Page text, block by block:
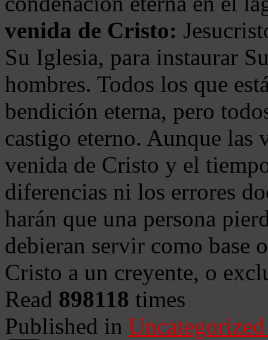
venida de Cristo:
Su Iglesia, para instaurar
hombres. Todos los que
bendición eterna, pero
castigo eterno. Aunque las
venida de Cristo y el
diferencias ni los errores
harán que una persona
debieran servir como base
Cristo a un creyente, o
Read 898118 times
Published in